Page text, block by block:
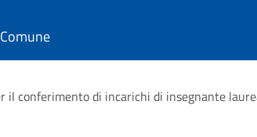
il conferimento di incarichi di insegnante